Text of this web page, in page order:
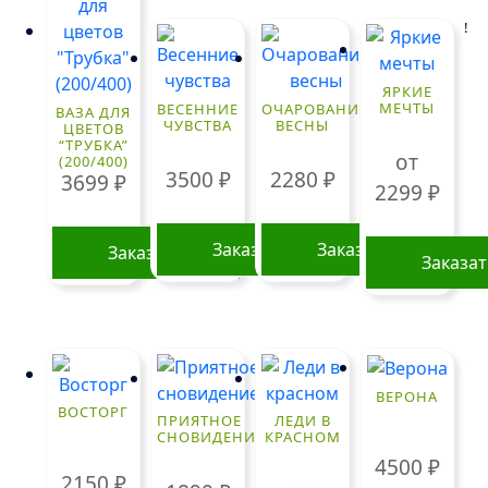
ВАЗА ДЛЯ
ЦВЕТОВ
“ТРУБКА”
(200/400)
3699 ₽
Заказать
ВЕСЕННИЕ
ЧУВСТВА
3500 ₽
Заказать
ОЧАРОВАНИЕ
ВЕСНЫ
2280 ₽
Заказать
ЯРКИЕ
МЕЧТЫ
от
2299 ₽
можно
ВОСТОРГ
ПРИЯТНОЕ
СНОВИДЕНИЕ
ЛЕДИ В
КРАСНОМ
ВЕРОНА
4500 ₽
!